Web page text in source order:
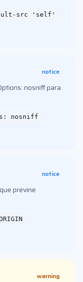
src 'self'
notice
nosniff para
nosniff
notice
previne
warning